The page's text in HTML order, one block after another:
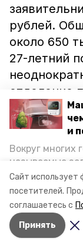
Сайт использует
посетителей.
соглашаетесь с
Принять
и
Вокруг многих
называемые
снижающие
газов на
постоянно
каким
корреспондент
рублей.
около 650
27-летний
отделение
возвращён
продал
Авторы: Алексей